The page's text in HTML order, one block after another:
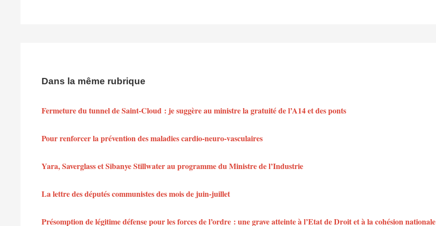
Dans la même rubrique
Fermeture du tunnel de Saint-Cloud : je suggère au ministre la gratuité de l’A14 et des ponts
Pour renforcer la prévention des maladies cardio-neuro-vasculaires
Yara, Saverglass et Sibanye Stillwater au programme du Ministre de l’Industrie
La lettre des députés communistes des mois de juin-juillet
Présomption de légitime défense pour les forces de l’ordre : une grave atteinte à l’Etat de Droit et à la cohésion nationale